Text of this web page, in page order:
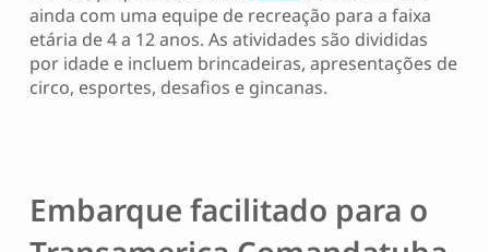
ainda com uma equipe de recreação para a faixa
etária de 4 a 12 anos. As atividades são divididas
por idade e incluem brincadeiras, apresentações de
circo, esportes, desafios e gincanas.
Embarque facilitado para o